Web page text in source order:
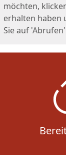
möchten,
erhalten haben
Sie auf